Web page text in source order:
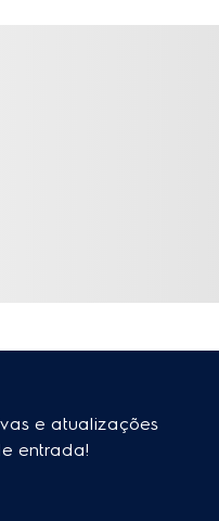
e atualizações
entrada!